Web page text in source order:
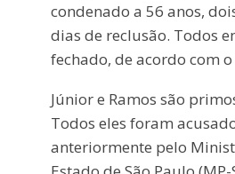
condenado a 56 anos,
dias de reclusão. Todos
fechado, de acordo com o
Júnior e Ramos são
Todos eles foram
anteriormente pelo